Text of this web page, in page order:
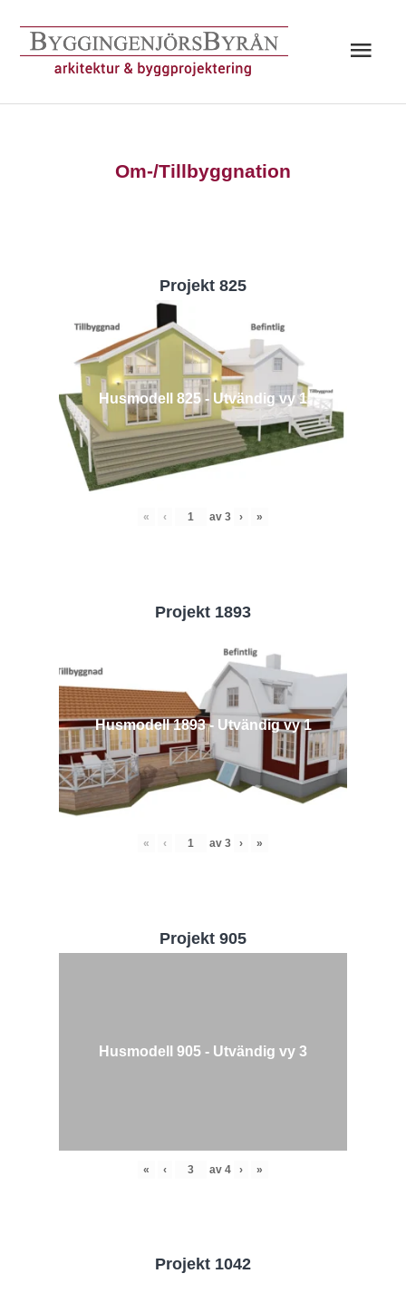
innehåll
Om-/Tillbyggnation
Projekt 825
Husmodell 825 - Utvändig vy 1
« ‹ av 3 › »
Projekt 1893
Husmodell 1893 - Utvändig vy 1
« ‹ av 3 › »
Projekt 905
Husmodell 905 - Utvändig vy 3
« ‹ av 4 › »
Projekt 1042